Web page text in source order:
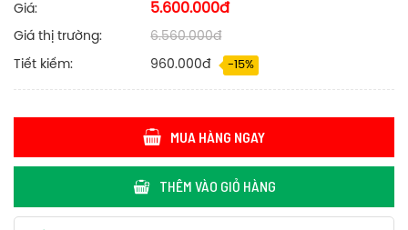
Giá: 5.600.000đ
Giá thị trường: 6.560.000đ
Tiết kiếm: 960.000đ -15%
MUA HÀNG NGAY
THÊM VÀO GIỎ HÀNG